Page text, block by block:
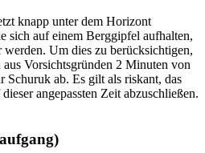
knapp unter dem Horizont
sich auf einem Berggipfel aufhalten,
werden. Um dies zu berücksichtigen,
aus Vorsichtsgründen 2 Minuten von
Schuruk ab. Es gilt als riskant, das
angepassten Zeit abzuschließen.